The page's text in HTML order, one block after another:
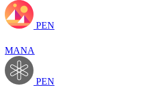
PEN
MANA
PEN